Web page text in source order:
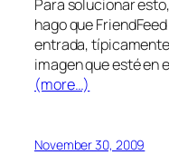
Para solucionar
hago que
entrada,
imagen que esté en
(more…)
November 30, 2009